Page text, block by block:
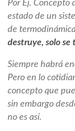
Por Ej. Concepto
estado de un
de
destruye, solo se
Siempre habrá
Pero en lo
concepto que
sin embargo
no es así.